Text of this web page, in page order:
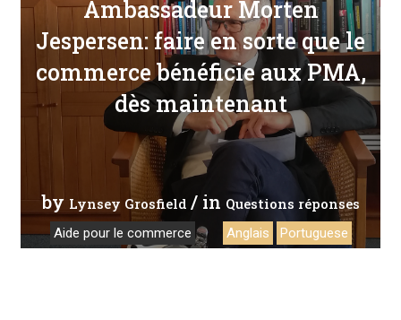
Ambassadeur Morten
Jespersen: faire en sorte que le
commerce bénéficie aux PMA,
dès maintenant
by Lynsey Grosfield / in Questions réponses
Aide pour le commerce Anglais Portuguese